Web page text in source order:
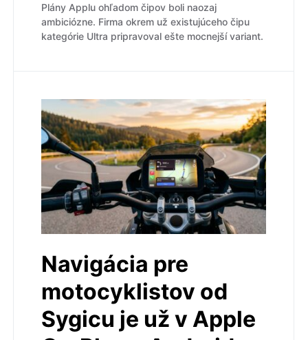
Plány Applu ohľadom čipov boli naozaj
ambiciózne. Firma okrem už existujúceho čipu
kategórie Ultra pripravoval ešte mocnejší variant.
Navigácia pre
motocyklistov od
Sygicu je už v Apple